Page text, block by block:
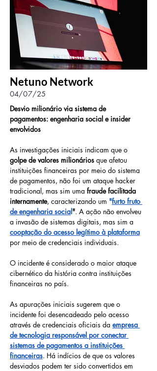
Netuno Network
04/07/25
Desvio milionário via sistema de
pagamentos: engenharia social e insider
envolvidos
As investigações iniciais indicam que o
golpe de valores milionários que afetou
instituições financeiras por meio do sistema
de pagamentos, não foi um ataque hacker
tradicional, mas sim uma fraude facilitada
internamente, caracterizando um "furto fruto
de engenharia social". A ação não envolveu
a invasão de sistemas digitais, mas sim a
cooptação do acesso legítimo à plataforma
por meio de credenciais individuais.
O incidente é considerado o maior ataque
cibernético da história contra instituições
financeiras no país.
As apurações iniciais sugerem que o
incidente foi desencadeado pelo acesso
através de credenciais oficiais da empresa
de tecnologia responsável por conectar
sistemas de pagamentos a instituições
financeiras. Há indícios de que os valores
desviados podem ter sido convertidos em